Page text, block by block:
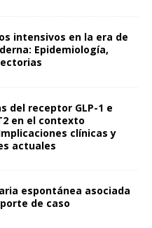
intensivos en la era de
Epidemiología,
del receptor GLP-1 e
en el contexto
clínicas y
actuales
espontánea asociada
de caso